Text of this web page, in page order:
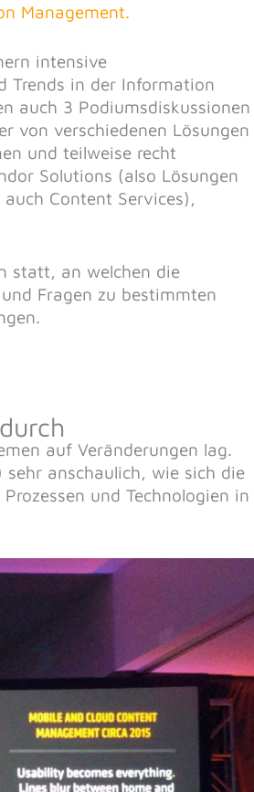
Management.
intensive
Trends in der Information
auch 3 Podiumsdiskussionen
von verschiedenen Lösungen
und teilweise recht
Solutions (also Lösungen
Content Services),
statt, an welchen die
Fragen zu bestimmten
auf Veränderungen lag.
anschaulich, wie sich die
und Technologien in